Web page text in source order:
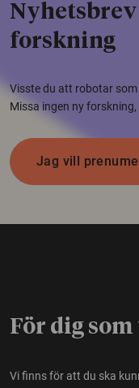
forskning
Visste du att robotar
Missa ingen ny
Jag vill
För dig
Vi finns för att du ska